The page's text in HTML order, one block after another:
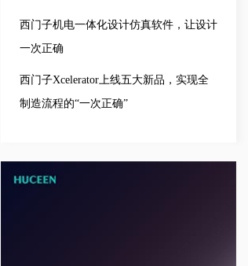
西门子机电一体化设计仿真软件，让设计
一次正确
西门子Xcelerator上线五大新品，实现全
制造流程的“一次正确”